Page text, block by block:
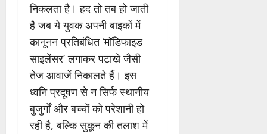
निकलता है। हद तो तब हो जाती
है जब ये युवक अपनी बाइकों में
कानूनन प्रतिबंधित ‘मॉडिफाइड
साइलेंसर’ लगाकर पटाखे जैसी
तेज आवाजें निकालते हैं। इस
ध्वनि प्रदूषण से न सिर्फ स्थानीय
बुजुर्गों और बच्चों को परेशानी हो
रही है, बल्कि सुकून की तलाश में